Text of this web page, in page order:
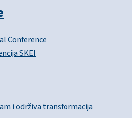
Conference
SKEI
i održiva transformacija